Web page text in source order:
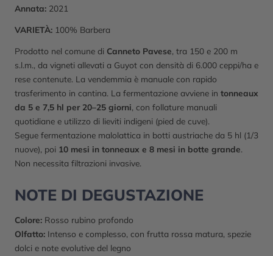
Annata: 2021
VARIETÀ: 100% Barbera
Prodotto nel comune di Canneto Pavese, tra 150 e 200 m
s.l.m., da vigneti allevati a Guyot con densità di 6.000 ceppi/ha e
rese contenute. La vendemmia è manuale con rapido
trasferimento in cantina. La fermentazione avviene in tonneaux
da 5 e 7,5 hl per 20–25 giorni, con follature manuali
quotidiane e utilizzo di lieviti indigeni (pied de cuve).
Segue fermentazione malolattica in botti austriache da 5 hl (1/3
nuove), poi 10 mesi in tonneaux e 8 mesi in botte grande.
Non necessita filtrazioni invasive.
NOTE DI DEGUSTAZIONE
Colore: Rosso rubino profondo
Olfatto: Intenso e complesso, con frutta rossa matura, spezie
dolci e note evolutive del legno